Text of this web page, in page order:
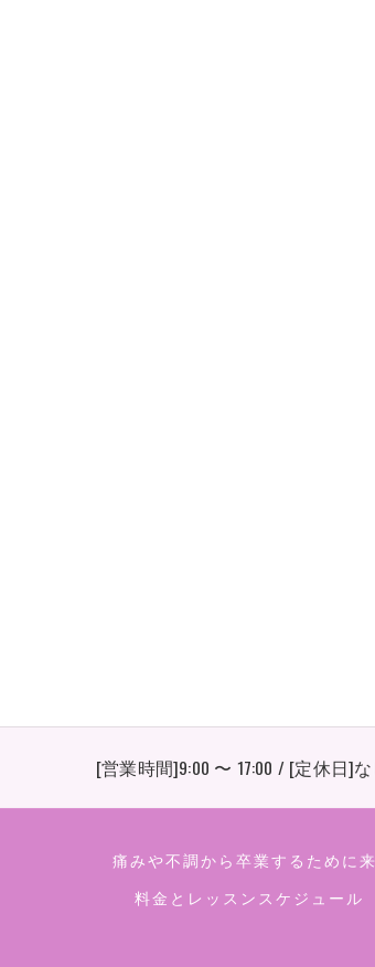
[営業時間]9:00 〜 17:00 / [定休日]な
痛みや不調から卒業するために
料金とレッスンスケジュール